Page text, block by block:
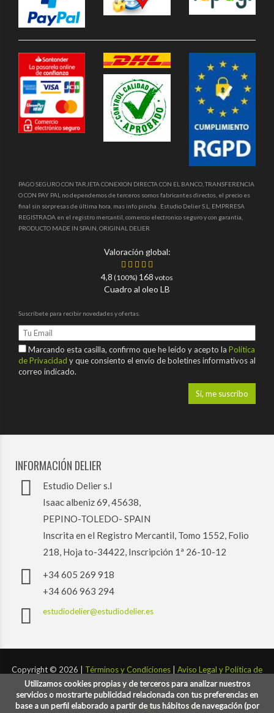
Utilizamos cookies propias y de terceros para analizar nuestros
servicios o mostrarte publicidad relacionada con tus preferencias en
base a un perfil elaborado a partir de tus hábitos de navegación (por
PAGO SEGURO CON TARJETA CONEXION DIRECTA CON EL BANCO, TRANSFERENCIA
O CON PAY PAL no dependemos de terceros somos fabricantes directos, el precio es
final sin sorpresas de última hora, mas info pincha . Estudio Delier S.L, EMPRRESA
REGISTRADA en el registro mercantil, comercio electronico seguro y con garantia,
PRODUCTO MADE IN SPAIN, ORIGINAL DELIER
Valoración global:
4,8 (100%) 168 votos
Cuadro al oleo LB
Suscríbete para recibir novedades y ofertas.
Marcando esta casilla, confirmo que he leído y acepto la Política
de Privacidad y que consiento el envío de boletines informativos al
correo indicado.
INFORMACIÓN DELIER
Estudio Delier s.l
Isaac albeniz 69, 45638,
PEPINO-TOLEDO- SPAIN
Inscrita en el Registro Mercantil, Tomo 1552, Folio
218, Hoja to-34422, Inscripción 1ª 26-10-12
+34 605 269 918
+34 606 963 294
estudiodelier@estudiodelier.es
Copyright © 2026 | Términos y Condiciones
Aviso Legal y Política de
Privacidad y Cookies
Desarrollado por:codigoconsentido.com